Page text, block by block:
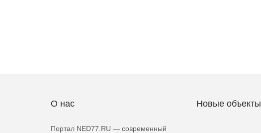
О нас
Портал NED77.RU — современный
Новые объекты